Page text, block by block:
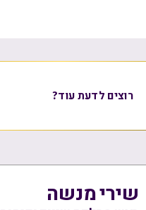
רוצים לדעת עוד?
שירי מנשה